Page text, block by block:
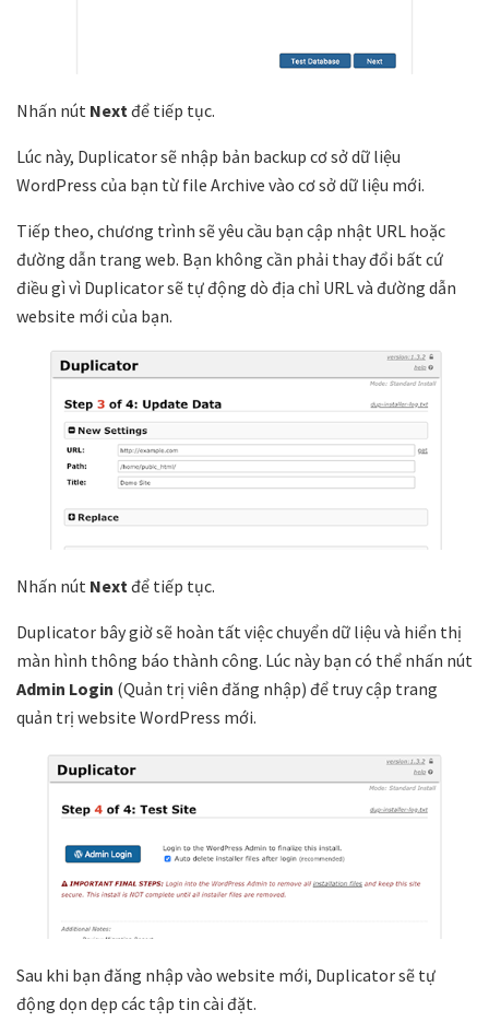
Nhấn nút Nextđể tiếp tục.
Lúc này, Duplicator sẽ nhập bản backup cơ sở dữ liệu
WordPress của bạn từ file Archive vào cơ sở dữ liệu mới.
Tiếp theo, chương trình sẽ yêu cầu bạn cập nhật URL hoặc
đường dẫn trang web. Bạn không cần phải thay đổi bất cứ
điều gì vì Duplicator sẽ tự động dò địa chỉ URL và đường dẫn
website mới của bạn.
Nhấn nút Nextđể tiếp tục.
Duplicator bây giờ sẽ hoàn tất việc chuyển dữ liệu và hiển thị
màn hình thông báo thành công. Lúc này bạn có thể nhấn nút
Admin Login (Quản trị viên đăng nhập) để truy cập trang
quản trị website WordPress mới.
Sau khi bạn đăng nhập vào website mới, Duplicator sẽ tự
động dọn dẹp các tập tin cài đặt.